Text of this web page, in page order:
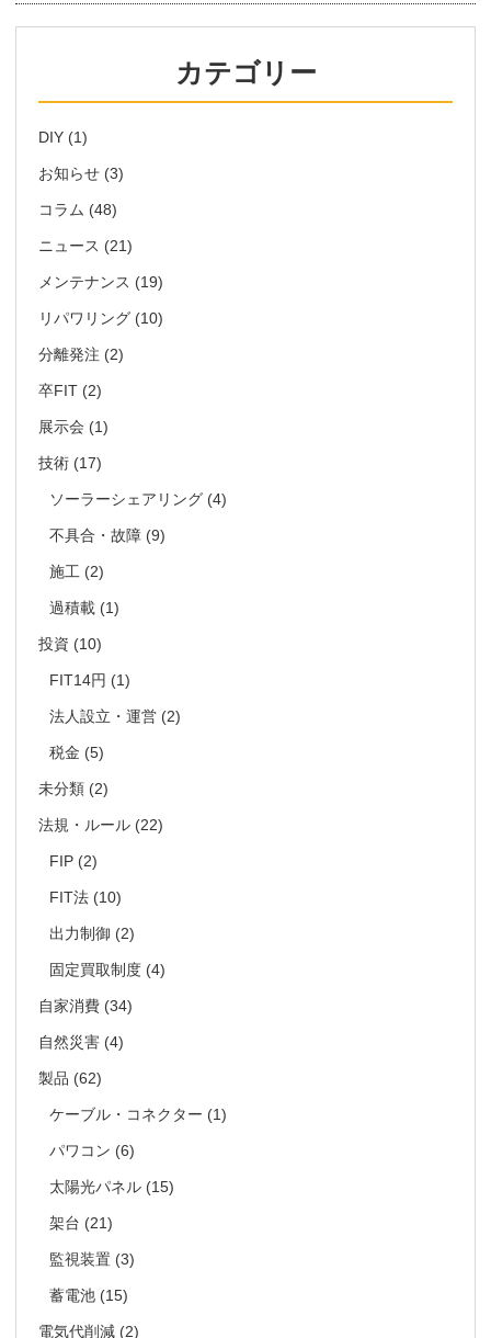
カテゴリー
DIY (1)
お知らせ (3)
コラム (48)
ニュース (21)
メンテナンス (19)
リパワリング (10)
分離発注 (2)
卒FIT (2)
展示会 (1)
技術 (17)
ソーラーシェアリング (4)
不具合・故障 (9)
施工 (2)
過積載 (1)
投資 (10)
FIT14円 (1)
法人設立・運営 (2)
税金 (5)
未分類 (2)
法規・ルール (22)
FIP (2)
FIT法 (10)
出力制御 (2)
固定買取制度 (4)
自家消費 (34)
自然災害 (4)
製品 (62)
ケーブル・コネクター (1)
パワコン (6)
太陽光パネル (15)
架台 (21)
監視装置 (3)
蓄電池 (15)
電気代削減 (2)